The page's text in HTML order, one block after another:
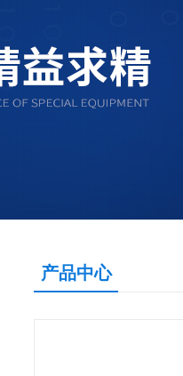
产品中心